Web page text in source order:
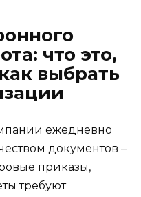
что это,
выбрать
ежедневно
документов –
приказы,
требуют